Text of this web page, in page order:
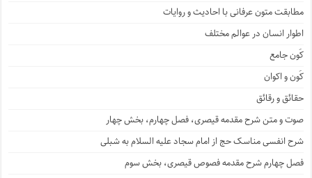
مطابقت متون عرفانی با احادیث و روایات
اطوار انسان در عوالم مختلف
کَون جامع
کَون و اکوان
حقائق و رقائق
صوت و متن شرح مقدمه قیصری، فصل چهارم، بخش چهار
شرح انفسی مناسک حج از امام سجاد علیه السلام به شبلی
فصل چهارم شرح مقدمه فصوص قیصری، بخش سوم